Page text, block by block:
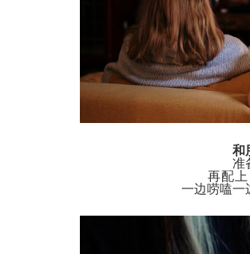
和
准
再配
一边唠嗑一